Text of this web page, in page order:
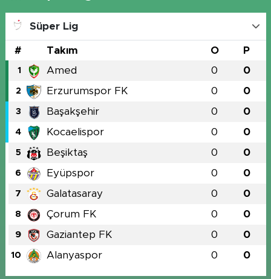
Süper Lig
# Takım O P
1 Amed 0 0
2 Erzurumspor FK 0 0
3 Başakşehir 0 0
4 Kocaelispor 0 0
5 Beşiktaş 0 0
6 Eyüpspor 0 0
7 Galatasaray 0 0
8 Çorum FK 0 0
9 Gaziantep FK 0 0
10 Alanyaspor 0 0